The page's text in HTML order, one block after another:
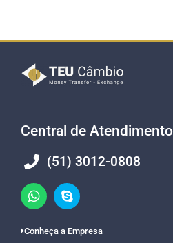
Central de Atendimento
(51) 3012-0808
Conheça a Empresa